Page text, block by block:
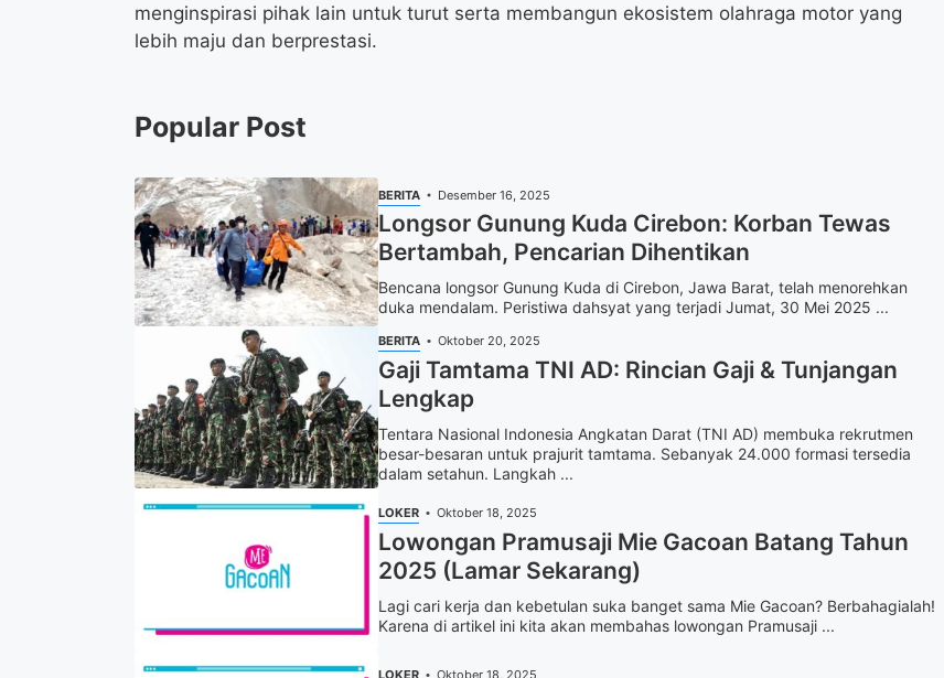
menginspirasi pihak lain untuk turut serta membangun ekosistem olahraga motor yang
lebih maju dan berprestasi.
Popular Post
BERITA Desember 16, 2025
Longsor Gunung Kuda Cirebon: Korban Tewas
Bertambah, Pencarian Dihentikan
Bencana longsor Gunung Kuda di Cirebon, Jawa Barat, telah menorehkan
duka mendalam. Peristiwa dahsyat yang terjadi Jumat, 30 Mei 2025 ...
BERITA Oktober 20, 2025
Gaji Tamtama TNI AD: Rincian Gaji & Tunjangan
Lengkap
Tentara Nasional Indonesia Angkatan Darat (TNI AD) membuka rekrutmen
besar-besaran untuk prajurit tamtama. Sebanyak 24.000 formasi tersedia
dalam setahun. Langkah ...
LOKER Oktober 18, 2025
Lowongan Pramusaji Mie Gacoan Batang Tahun
2025 (Lamar Sekarang)
Lagi cari kerja dan kebetulan suka banget sama Mie Gacoan? Berbahagialah!
Karena di artikel ini kita akan membahas lowongan Pramusaji ...
LOKER Oktober 18, 2025